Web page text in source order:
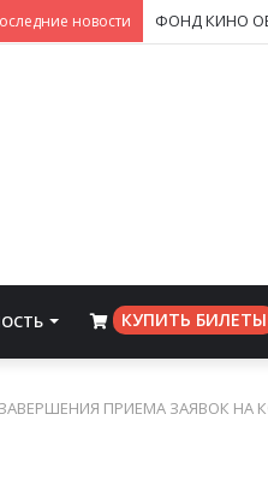
новости
⠀КУПИТЬ БИЛЕТЫ
ПРИЕМА ЗАЯВОК НА